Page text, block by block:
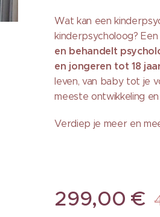
Wat kan een
kinderpsycholoog?
en behandelt
en jongeren tot 18
leven, van baby tot je
meeste ontwikkeling
Verdiep je meer en
299,00 €